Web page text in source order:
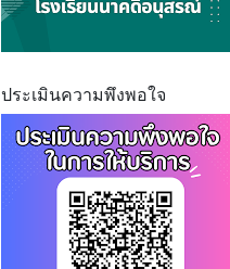
ประเมินความพึงพอใจ